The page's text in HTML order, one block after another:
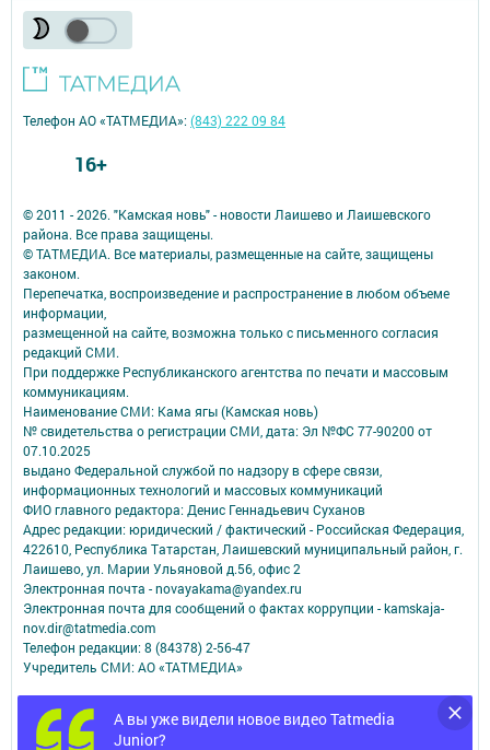
А вы уже видели новое видео Tatmedia
Junior?
© 2011 - 2026. "Камская новь" - новости Лаишево и Лаишевского
района. Все права защищены.
© ТАТМЕДИА. Все материалы, размещенные на сайте, защищены
законом.
Перепечатка, воспроизведение и распространение в любом объеме
информации,
размещенной на сайте, возможна только с письменного согласия
редакций СМИ.
При поддержке Республиканского агентства по печати и массовым
коммуникациям.
Наименование СМИ: Кама ягы (Камская новь)
№ свидетельства о регистрации СМИ, дата: Эл №ФC 77-90200 от
07.10.2025
выдано Федеральной службой по надзору в сфере связи,
информационных технологий и массовых коммуникаций
ФИО главного редактора: Денис Геннадьевич Суханов
Адрес редакции: юридический / фактический - Российская Федерация,
422610, Республика Татарстан, Лаишевский муниципальный район, г.
Лаишево, ул. Марии Ульяновой д.56, офис 2
Электронная почта - novayakama@yandex.ru
Электронная почта для сообщений о фактах коррупции - kamskaja-
nov.dir@tatmedia.com
Телефон редакции: 8 (84378) 2-56-47
Учредитель СМИ: АО «ТАТМЕДИА»
Антикоррупционная политика
АО «ТАТМЕДИА» использует «cookie»для персонализации сервисов и
удобства пользователей сайтом.
Телефон АО «ТАТМЕДИА»:(843) 222 09 84
16+